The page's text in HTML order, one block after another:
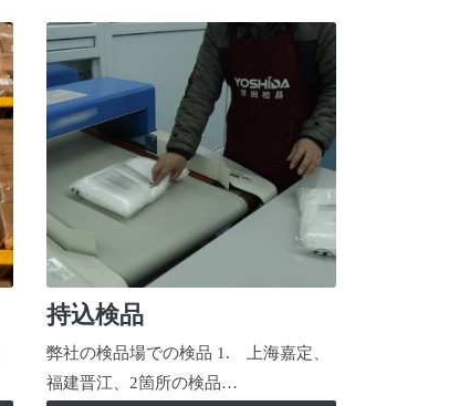
持込検品
弊社の検品場での検品 1. 上海嘉定、
福建晋江、2箇所の検品…